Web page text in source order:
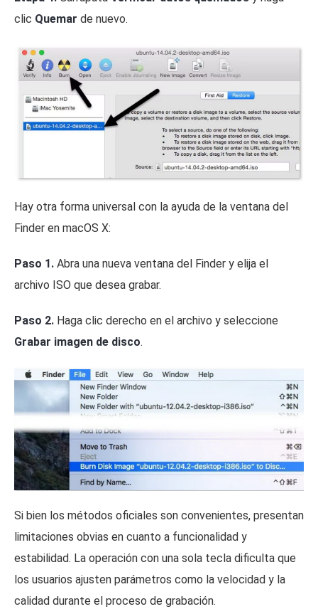
clic Quemar de nuevo.
Hay otra forma universal con la ayuda de la ventana del
Finder en macOS X:
Paso 1. Abra una nueva ventana del Finder y elija el
archivo ISO que desea grabar.
Paso 2. Haga clic derecho en el archivo y seleccione
Grabar imagen de disco.
Si bien los métodos oficiales son convenientes, presentan
limitaciones obvias en cuanto a funcionalidad y
estabilidad. La operación con una sola tecla dificulta que
los usuarios ajusten parámetros como la velocidad y la
calidad durante el proceso de grabación.